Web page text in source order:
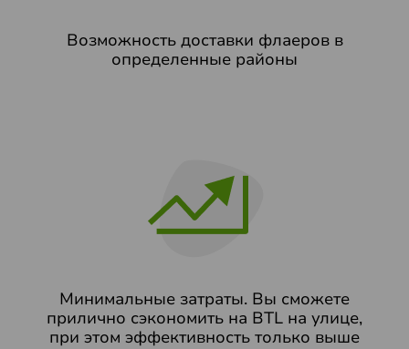
Возможность доставки флаеров в
определенные районы
Минимальные затраты. Вы сможете
прилично сэкономить на BTL на улице,
при этом эффективность только выше